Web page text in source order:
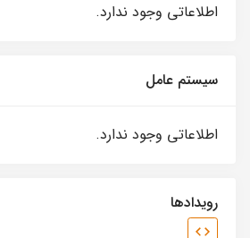
اطلاعاتی وجود ندارد.
سیستم عامل
اطلاعاتی وجود ندارد.
رویدادها